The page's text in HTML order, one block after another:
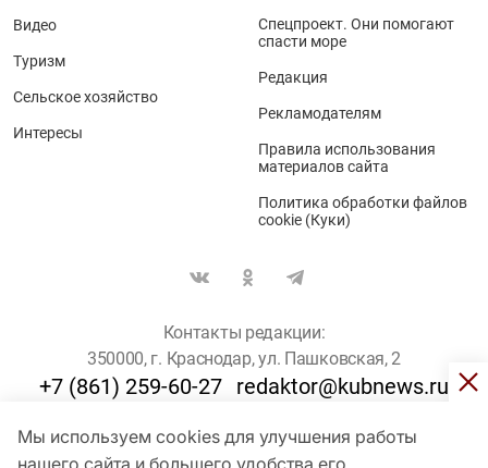
Мы используем cookies для улучшения работы
нашего сайта и большего удобства его
Видео
Туризм
Сельское хозяйство
Интересы
Спецпроект. Они помогают
спасти море
Редакция
Рекламодателям
Правила использования
материалов сайта
Политика обработки файлов
cookie (Куки)
Контакты редакции:
350000, г. Краснодар, ул. Пашковская, 2
+7 (861) 259-60-27 redaktor@kubnews.ru
Для пользователей старше 16 лет